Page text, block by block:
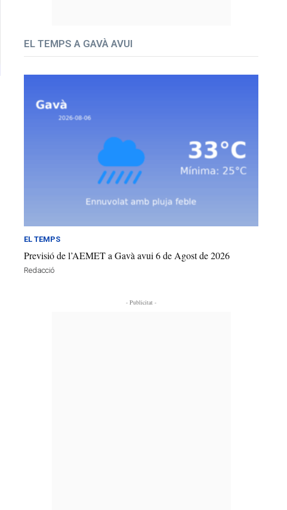
EL TEMPS A GAVÀ AVUI
EL TEMPS
Previsió de l’AEMET a Gavà avui 6 de Agost de 2026
Redacció
- Publicitat -